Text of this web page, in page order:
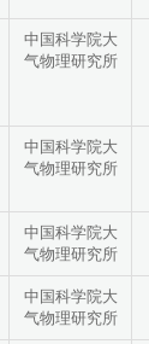
中国科学院大
气物理研究所
中国科学院大
气物理研究所
中国科学院大
气物理研究所
中国科学院大
气物理研究所